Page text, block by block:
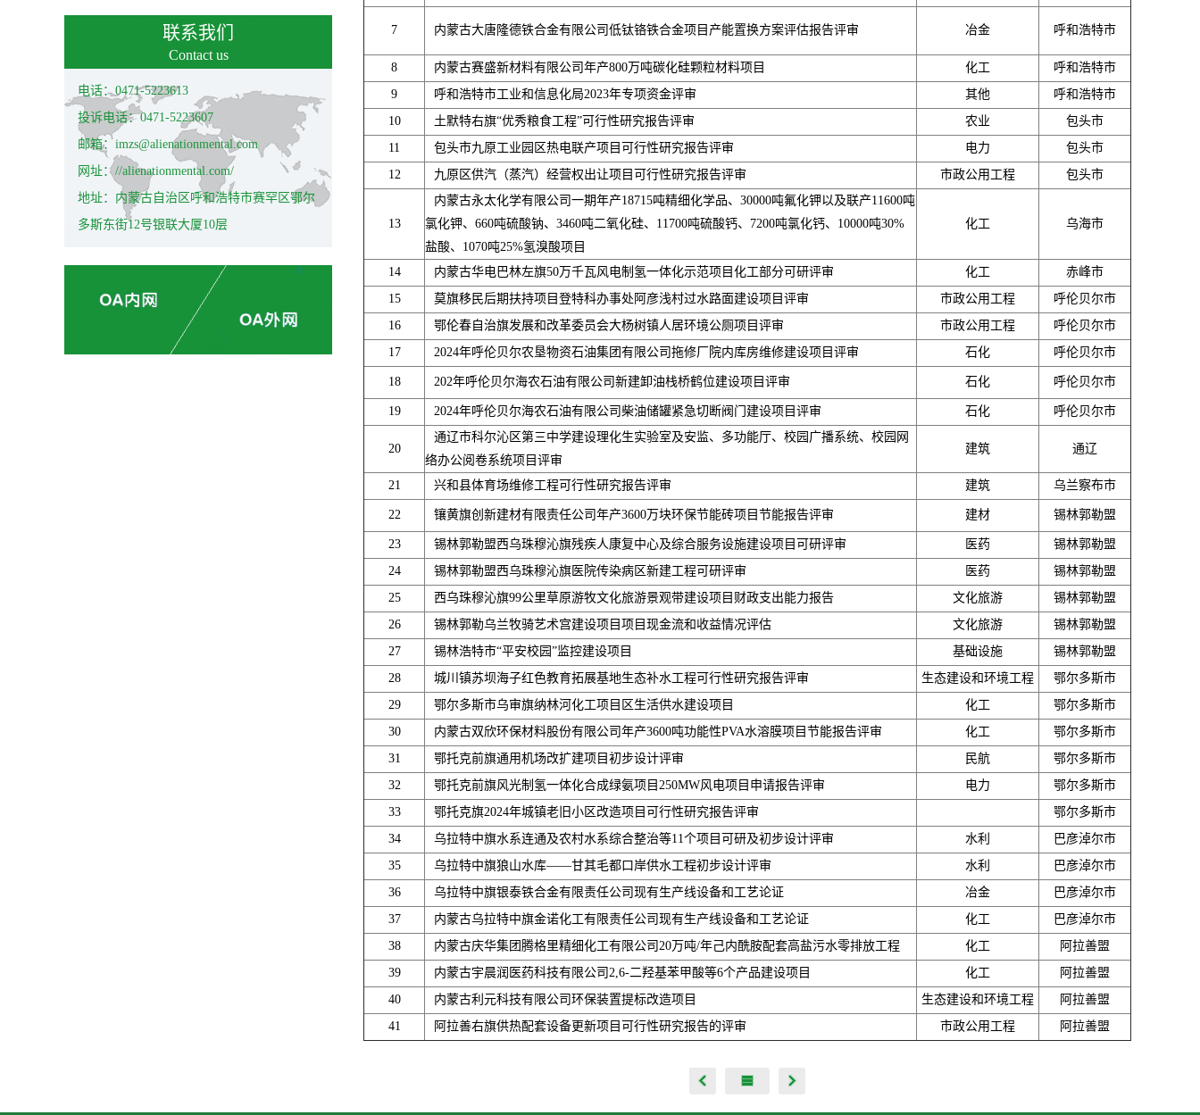
联系我们
Contact us
电话：0471-5223613
投诉电话：0471-5223607
邮箱：imzs@alienationmental.com
网址：//alienationmental.com/
地址：内蒙古自治区呼和浩特市赛罕区鄂尔
多斯东街12号银联大厦10层
7 内蒙古大唐隆德铁合金有限公司低钛铬铁合金项目产能置换方案评估报告评审 冶金 呼和浩特市
8 内蒙古赛盛新材料有限公司年产800万吨碳化硅颗粒材料项目 化工
呼和浩特市
9
呼和浩特市工业和信息化局2023年专项资金评审 其他
呼和浩特市
10
土默特右旗“优秀粮食工程”可行性研究报告评审 农业
包头市
11
包头市九原工业园区热电联产项目可行性研究报告评审 电力
包头市
12
九原区供汽（蒸汽）经营权出让项目可行性研究报告评审 市政公用工程 包头市
13
内蒙古永太化学有限公司一期年产18715吨精细化学品、30000吨氟化钾以及联产11600吨
氯化钾、660吨硫酸钠、3460吨二氧化硅、11700吨硫酸钙、7200吨氯化钙、10000吨30%
盐酸、1070吨25%氢溴酸项目
化工 乌海市
14 内蒙古华电巴林左旗50万千瓦风电制氢一体化示范项目化工部分可研评审 化工
赤峰市
15
莫旗移民后期扶持项目登特科办事处阿彦浅村过水路面建设项目评审 市政公用工程
呼伦贝尔市
16
鄂伦春自治旗发展和改革委员会大杨树镇人居环境公厕项目评审 市政公用工程
呼伦贝尔市
17
2024年呼伦贝尔农垦物资石油集团有限公司拖修厂院内库房维修建设项目评审 石化 呼伦贝尔市
18 202年呼伦贝尔海农石油有限公司新建卸油栈桥鹤位建设项目评审 石化 呼伦贝尔市
19 2024年呼伦贝尔海农石油有限公司柴油储罐紧急切断阀门建设项目评审 石化 呼伦贝尔市
20
通辽市科尔沁区第三中学建设理化生实验室及安监、多功能厅、校园广播系统、校园网
络办公阅卷系统项目评审
建筑 通辽
21 兴和县体育场维修工程可行性研究报告评审 建筑 乌兰察布市
22 镶黄旗创新建材有限责任公司年产3600万块环保节能砖项目节能报告评审 建材 锡林郭勒盟
23 锡林郭勒盟西乌珠穆沁旗残疾人康复中心及综合服务设施建设项目可研评审 医药
锡林郭勒盟
24
锡林郭勒盟西乌珠穆沁旗医院传染病区新建工程可研评审 医药
锡林郭勒盟
25
西乌珠穆沁旗99公里草原游牧文化旅游景观带建设项目财政支出能力报告 文化旅游
锡林郭勒盟
26
锡林郭勒乌兰牧骑艺术宫建设项目项目现金流和收益情况评估 文化旅游
锡林郭勒盟
27
锡林浩特市“平安校园”监控建设项目 基础设施
锡林郭勒盟
28
城川镇苏坝海子红色教育拓展基地生态补水工程可行性研究报告评审 生态建设和环境工程
鄂尔多斯市
29
鄂尔多斯市乌审旗纳林河化工项目区生活供水建设项目 化工
鄂尔多斯市
30
内蒙古双欣环保材料股份有限公司年产3600吨功能性PVA水溶膜项目节能报告评审 化工
鄂尔多斯市
31
鄂托克前旗通用机场改扩建项目初步设计评审 民航
鄂尔多斯市
32
鄂托克前旗风光制氢一体化合成绿氨项目250MW风电项目申请报告评审 电力
鄂尔多斯市
33
鄂托克旗2024年城镇老旧小区改造项目可行性研究报告评审
鄂尔多斯市
34
乌拉特中旗水系连通及农村水系综合整治等11个项目可研及初步设计评审 水利
巴彦淖尔市
35
乌拉特中旗狼山水库——甘其毛都口岸供水工程初步设计评审 水利
巴彦淖尔市
36
乌拉特中旗银泰铁合金有限责任公司现有生产线设备和工艺论证 冶金
巴彦淖尔市
37
内蒙古乌拉特中旗金诺化工有限责任公司现有生产线设备和工艺论证 化工
巴彦淖尔市
38
内蒙古庆华集团腾格里精细化工有限公司20万吨/年己内酰胺配套高盐污水零排放工程 化工
阿拉善盟
39
内蒙古宇晨润医药科技有限公司2,6-二羟基苯甲酸等6个产品建设项目 化工
阿拉善盟
40
内蒙古利元科技有限公司环保装置提标改造项目 生态建设和环境工程
阿拉善盟
41
阿拉善右旗供热配套设备更新项目可行性研究报告的评审 市政公用工程 阿拉善盟